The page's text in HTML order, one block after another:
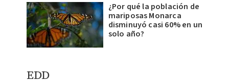
¿Por qué la población de
mariposas Monarca
disminuyó casi 60% en un
solo año?
EDD